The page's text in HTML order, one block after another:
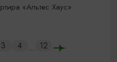
«Альтес Хаус»
3 4 ... 12